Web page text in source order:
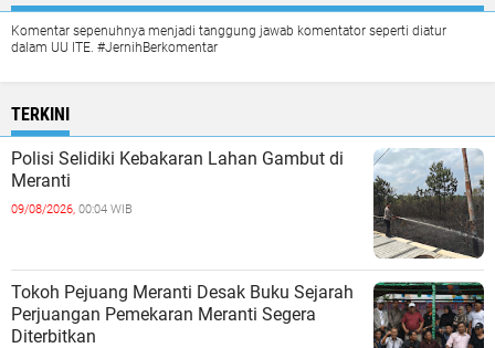
Komentar sepenuhnya menjadi tanggung jawab komentator seperti diatur
dalam UU ITE. #JernihBerkomentar
TERKINI
Polisi Selidiki Kebakaran Lahan Gambut di
Meranti
09/08/2026, 00:04 WIB
Tokoh Pejuang Meranti Desak Buku Sejarah
Perjuangan Pemekaran Meranti Segera
Diterbitkan